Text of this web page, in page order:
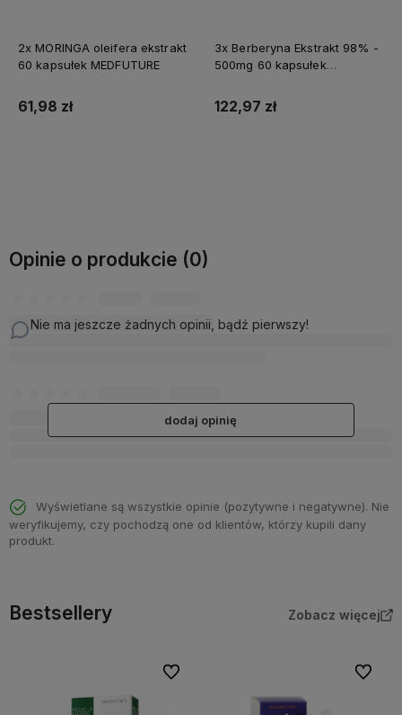
2x MORINGA oleifera ekstrakt
60 kapsułek MEDFUTURE
61,98 zł
3x Berberyna Ekstrakt 98% -
500mg 60 kapsułek
122,97 zł
Opinie o produkcie (0)
Nie ma jeszcze żadnych opinii, bądź pierwszy!
dodaj opinię
Wyświetlane są wszystkie opinie (pozytywne i negatywne). Nie
weryfikujemy, czy pochodzą one od klientów, którzy kupili dany
produkt.
Bestsellery Zobacz więcej
Do ulubionych Do